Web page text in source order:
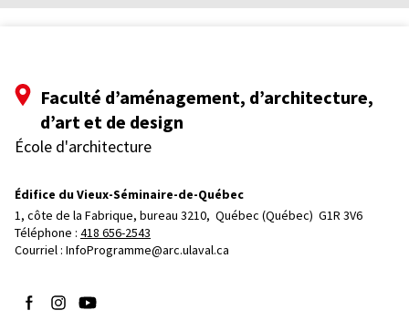
Faculté d’aménagement, d’architecture,
d’art et de design
École d'architecture
Édifice du Vieux-Séminaire-de-Québec
1, côte de la Fabrique, bureau 3210, Québec (Québec)  G1R 3V6
Téléphone : 418 656-2543
Courriel : InfoProgramme@arc.ulaval.ca
Suivez-nous sur Facebook
Suivez-nous sur Instagram
Suivez-nous sur YouTube